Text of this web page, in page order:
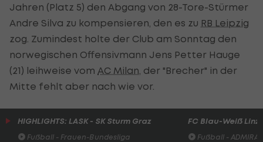
Jahren (Platz 5) den Abgang von 28-Tore-Stürmer
Andre Silva zu kompensieren, den es zu RB Leipzig
zog. Zumindest holte der Club am Sonntag den
norwegischen Offensivmann Jens Petter Hauge
(21) leihweise vom AC Milan , der "Brecher" in der
Mitte fehlt aber nach wie vor.
HIGHLIGHTS: LASK - SK Sturm Graz
Fußball - Frauen-Bundesliga
FC Blau-Weiß Linz
Fußball -